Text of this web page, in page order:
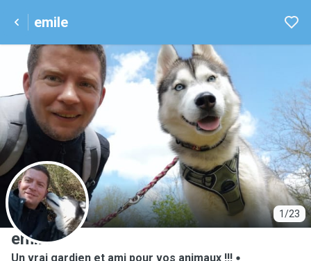
emile
1/23
E
emile
Un vrai gardien et ami pour vos animaux !!!